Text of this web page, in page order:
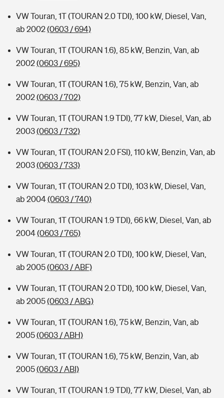
Kinderunfall-Check: Mehr Sicherheit für deine Kids
Typklassen: So ist Ihr Auto eingestuft
VW Touran, 1T (TOURAN 2.0 TDI), 100 kW, Diesel, Van,
ab 2002(0603 / 694)
VW Touran, 1T (TOURAN 1.6), 85 kW, Benzin, Van, ab
2002(0603 / 695)
VW Touran, 1T (TOURAN 1.6), 75 kW, Benzin, Van, ab
2002(0603 / 702)
VW Touran, 1T (TOURAN 1.9 TDI), 77 kW, Diesel, Van, ab
2003(0603 / 732)
VW Touran, 1T (TOURAN 2.0 FSI), 110 kW, Benzin, Van, ab
2003(0603 / 733)
VW Touran, 1T (TOURAN 2.0 TDI), 103 kW, Diesel, Van,
ab 2004(0603 / 740)
VW Touran, 1T (TOURAN 1.9 TDI), 66 kW, Diesel, Van, ab
2004(0603 / 765)
VW Touran, 1T (TOURAN 2.0 TDI), 100 kW, Diesel, Van,
ab 2005(0603 / ABF)
VW Touran, 1T (TOURAN 2.0 TDI), 100 kW, Diesel, Van,
ab 2005(0603 / ABG)
VW Touran, 1T (TOURAN 1.6), 75 kW, Benzin, Van, ab
2005(0603 / ABH)
VW Touran, 1T (TOURAN 1.6), 75 kW, Benzin, Van, ab
2005(0603 / ABI)
VW Touran, 1T (TOURAN 1.9 TDI), 77 kW, Diesel, Van, ab